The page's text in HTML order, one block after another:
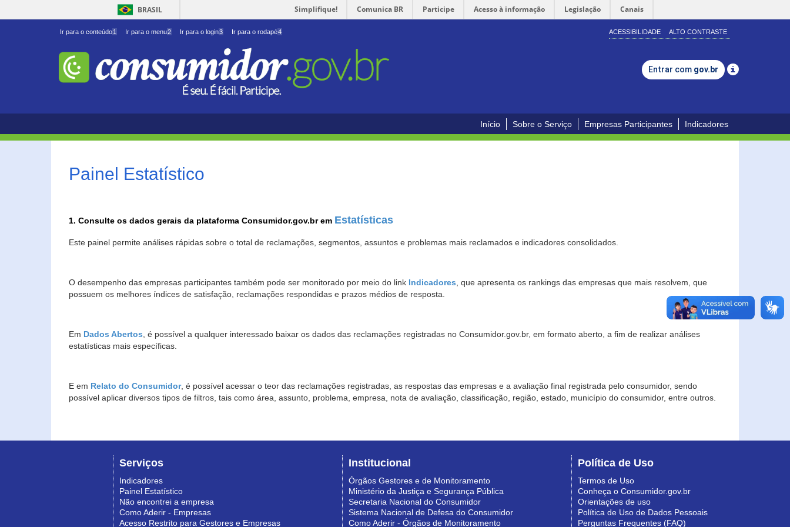
BRASIL Simplifique! Comunica BR Participe Acesso à informação Legislação Canais
Ir para o conteúdo1 Ir para o menu2 Ir para o login3 Ir para o rodapé4 ACESSIBILIDADE ALTO CONTRASTE
Entrar com gov.br
Início Sobre o Serviço Empresas Participantes Indicadores
Painel Estatístico
1. Consulte os dados gerais da plataforma Consumidor.gov.br em Estatísticas
Este painel permite análises rápidas sobre o total de reclamações, segmentos, assuntos e problemas mais reclamados e indicadores consolidados.
O desempenho das empresas participantes também pode ser monitorado por meio do link Indicadores, que apresenta os rankings das empresas que mais resolvem, que
possuem os melhores índices de satisfação, reclamações respondidas e prazos médios de resposta.
Em Dados Abertos, é possível a qualquer interessado baixar os dados das reclamações registradas no Consumidor.gov.br, em formato aberto, a fim de realizar análises
estatísticas mais específicas.
E em Relato do Consumidor, é possível acessar o teor das reclamações registradas, as respostas das empresas e a avaliação final registrada pelo consumidor, sendo
possível aplicar diversos tipos de filtros, tais como área, assunto, problema, empresa, nota de avaliação, classificação, região, estado, município do consumidor, entre outros.
Serviços
Indicadores
Painel Estatístico
Não encontrei a empresa
Como Aderir - Empresas
Acesso Restrito para Gestores e Empresas
Institucional
Órgãos Gestores e de Monitoramento
Ministério da Justiça e Segurança Pública
Secretaria Nacional do Consumidor
Sistema Nacional de Defesa do Consumidor
Como Aderir - Órgãos de Monitoramento
Política de Uso
Termos de Uso
Conheça o Consumidor.gov.br
Orientações de uso
Política de Uso de Dados Pessoais
Perguntas Frequentes (FAQ)